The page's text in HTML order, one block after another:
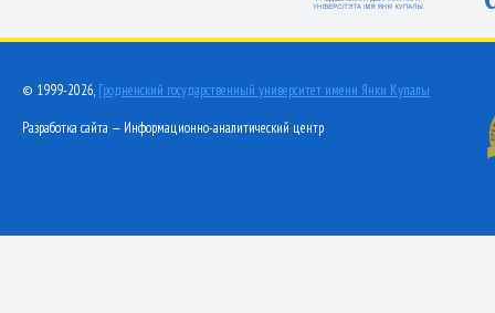
© 1999-2026, Гродненский государственный университет имени Янки Купалы
Разработка сайта — Информационно-аналитический центр